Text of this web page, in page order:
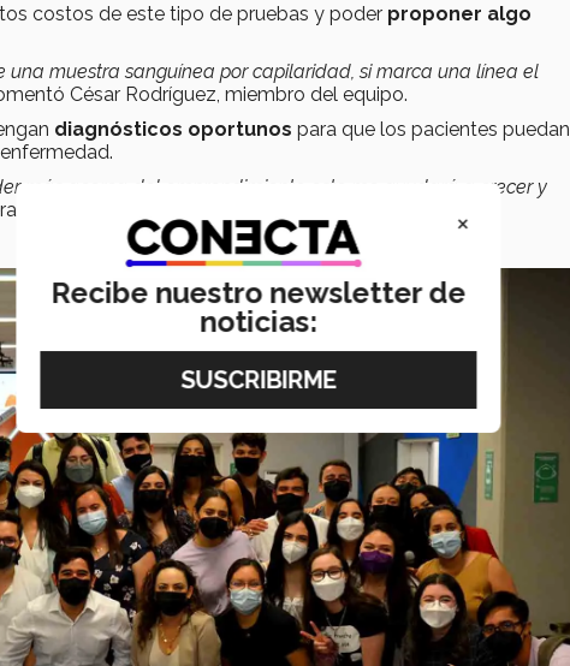
costos de este tipo de pruebas y poder proponer algo
una muestra sanguínea por capilaridad, si marca una línea el
César Rodríguez, miembro del equipo.
diagnósticos oportunos para que los pacientes puedan
más acerca del emprendimiento esto me ayudará a crecer y
×
Recibe nuestro newsletter de
noticias: